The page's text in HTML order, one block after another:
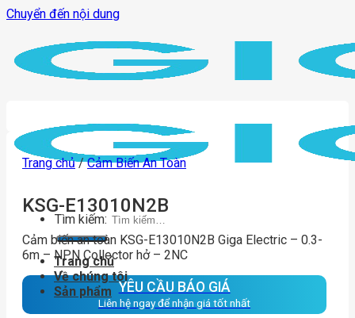
Chuyển đến nội dung
Tìm kiếm:
Trang chủ
Về chúng tôi
Sản phẩm
Trang chủ / Cảm Biến An Toàn
KSG-E13010N2B
Cảm biến an toàn KSG-E13010N2B Giga Electric – 0.3-
6m – NPN Collector hở – 2NC
YÊU CẦU BÁO GIÁ
Liên hệ ngay để nhận giá tốt nhất